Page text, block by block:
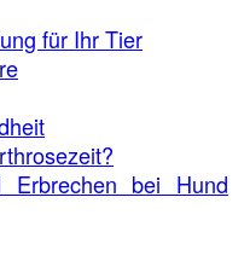
für Ihr Tier
Erbrechen bei Hund